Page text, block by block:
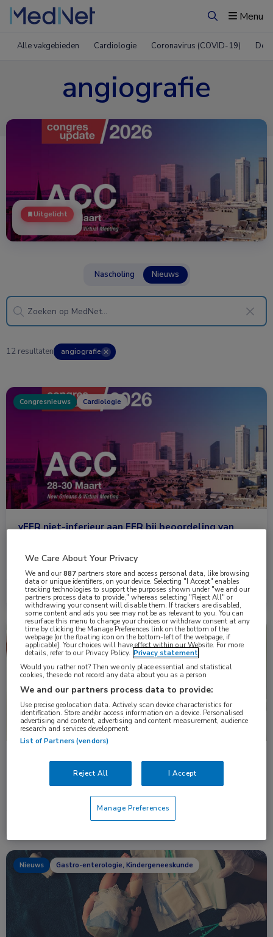
ZoekenMenu
Alle vakgebieden Cardiologie Coronavirus (COVID-19)
angiografie
Uitgelicht
Nascholing Nieuws
12 resultaten angiografie ✕
Congresnieuws Cardiologie
vFFR niet-inferieur aan FFR bij beoordeling van
inferieur aan de traditionele drukdraadgebaseerde ‘fractional …
1 apr. 2026 Lees meer →
Nieuws Kindergeneeskunde, Oogheelkunde
Reactivatie van prematurenretinopathie na
behandeling met een VEGF-remmer
Intravitreale injecties met VEGF-remmers werken snel en effectief
bij prematurenretinopathie (ROP), maar hebben als …
Nieuws Gastro-enterologie, Kindergeneeskunde
We Care About Your Privacy
We and our887 partners store and access personal data, like browsing
data or unique identifiers, on your device. Selecting "I Accept" enables
tracking technologies to support the purposes shown under "we and our
partners process data to provide," whereas selecting "Reject All" or
withdrawing your consent will disable them. If trackers are disabled,
some content and ads you see may not be as relevant to you. You can
resurface this menu to change your choices or withdraw consent at any
time by clicking the Manage Preferences link on the bottom of the
webpage [or the floating icon on the bottom-left of the webpage, if
applicable]. Your choices will have effect within our Website. For more
details, refer to our Privacy Policy. Privacy statement
Would you rather not? Then we only place essential and statistical
cookies, these do not record any data about you as a person
We and our partners process data to provide:
Use precise geolocation data. Actively scan device characteristics for
identification. Store and/or access information on a device. Personalised
advertising and content, advertising and content measurement, audience
research and services development.
List of Partners (vendors)
Reject All I Accept
Manage Preferences